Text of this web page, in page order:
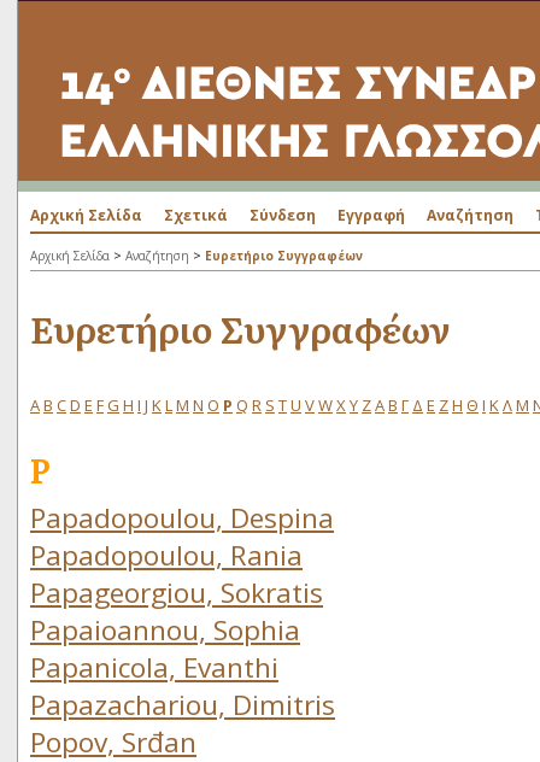
Αρχική Σελίδα Σχετικά Σύνδεση Εγγραφή Αναζήτηση
Αρχική Σελίδα > Αναζήτηση > Ευρετήριο Συγγραφέων
Ευρετήριο Συγγραφέων
AB CD E FG H I J KLM N O P Q R S TU VWXY ZΑΒ Γ Δ Ε ΖΗ Θ Ι ΚΛΜ
P
Papadopoulou, Despina
Papadopoulou, Rania
Papageorgiou, Sokratis
Papaioannou, Sophia
Papanicola, Evanthi
Papazachariou, Dimitris
Popov, Srđan